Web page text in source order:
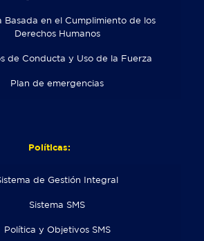
Basada en el Cumplimiento de los
Derechos Humanos
de Conducta y Uso de la Fuerza
Plan de emergencias
Políticas:
de Gestión Integral
Sistema SMS
Política y Objetivos SMS